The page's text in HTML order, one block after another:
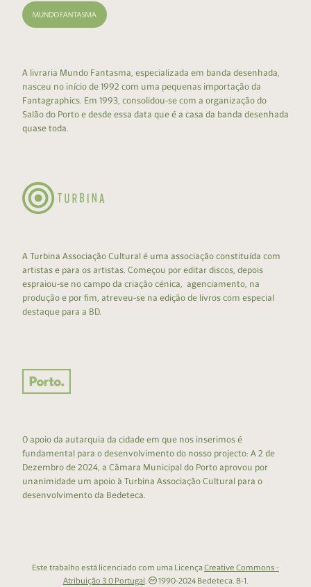
A livraria Mundo Fantasma, especializada em banda desenhada,
nasceu no início de 1992 com uma pequenas importação da
Fantagraphics. Em 1993, consolidou-se com a organização do
Salão do Porto e desde essa data que é a casa da banda desenhada
quase toda.
A Turbina Associação Cultural é uma associação constituída com
artistas e para os artistas. Começou por editar discos, depois
espraiou-se no campo da criação cénica, agenciamento, na
produção e por fim, atreveu-se na edição de livros com especial
destaque para a BD.
O apoio da autarquia da cidade em que nos inserimos é
fundamental para o desenvolvimento do nosso projecto: A 2 de
Dezembro de 2024, a Câmara Municipal do Porto aprovou por
unanimidade um apoio à Turbina Associação Cultural para o
desenvolvimento da Bedeteca.
Este trabalho está licenciado com uma LicençaCreative Commons -
Atribuição 3.0 Portugal. 1990-2024 Bedeteca. B-1.